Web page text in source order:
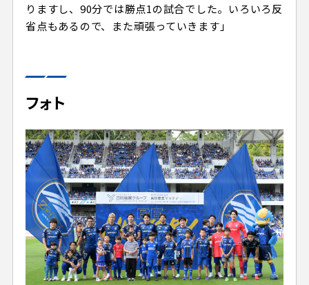
りますし、90分では勝点1の試合でした。いろいろ反
省点もあるので、また頑張っていきます」
フォト